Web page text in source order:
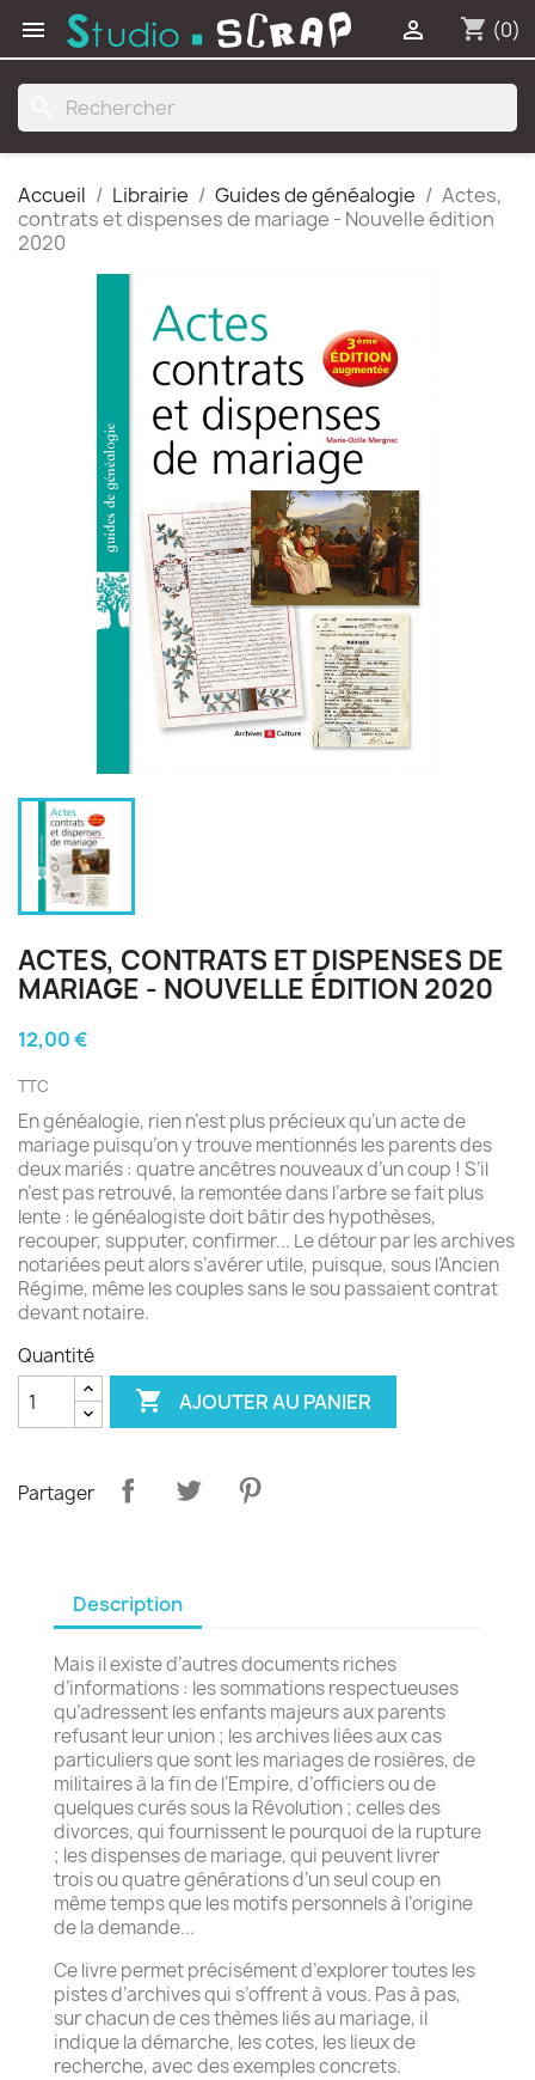
 shopping_cart (0)

Accueil Librairie Guides de généalogie
Actes,
contrats et dispenses de mariage - Nouvelle édition
2020
ACTES, CONTRATS ET DISPENSES DE
MARIAGE - NOUVELLE ÉDITION 2020
12,00 €
TTC
En généalogie, rien n’est plus précieux qu’un acte de
mariage puisqu’on y trouve mentionnés les parents des
deux mariés : quatre ancêtres nouveaux d’un coup ! S’il
n’est pas retrouvé, la remontée dans l’arbre se fait plus
lente : le généalogiste doit bâtir des hypothèses,
recouper, supputer, confirmer... Le détour par les archives
notariées peut alors s’avérer utile, puisque, sous l’Ancien
Régime, même les couples sans le sou passaient contrat
devant notaire.
Quantité
 AJOUTER AU PANIER
Partager
Description
Mais il existe d’autres documents riches
d’informations : les sommations respectueuses
qu’adressent les enfants majeurs aux parents
refusant leur union ; les archives liées aux cas
particuliers que sont les mariages de rosières, de
militaires à la fin de l’Empire, d’officiers ou de
quelques curés sous la Révolution ; celles des
divorces, qui fournissent le pourquoi de la rupture
; les dispenses de mariage, qui peuvent livrer
trois ou quatre générations d’un seul coup en
même temps que les motifs personnels à l’origine
de la demande...
Ce livre permet précisément d’explorer toutes les
pistes d’archives qui s’offrent à vous. Pas à pas,
sur chacun de ces thèmes liés au mariage, il
indique la démarche, les cotes, les lieux de
recherche, avec des exemples concrets.